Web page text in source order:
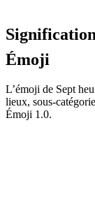
Émoji
L’émoji de Sept
lieux, sous-
Émoji 1.0.